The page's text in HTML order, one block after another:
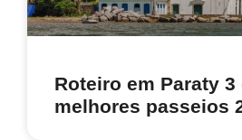
Roteiro em Paraty 3
melhores passeios